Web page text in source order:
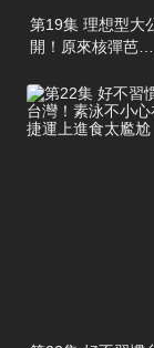
第19集 理想型大
開！原來核彈芭比